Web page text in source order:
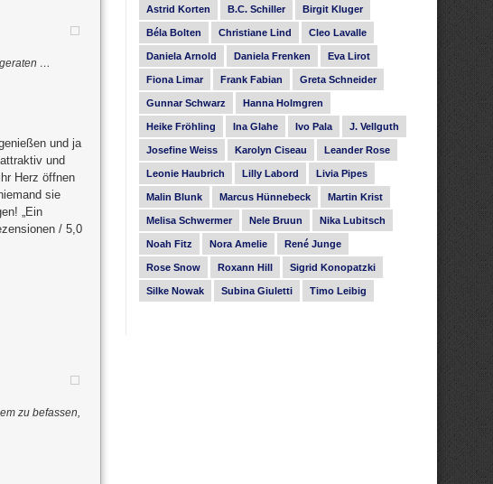
…
und ja
und
Herz öffnen
sie
„Ein
/ 5,0
zu befassen,
Astrid Korten B.C. Schiller Birgit Kluger
Béla Bolten Christiane Lind Cleo Lavalle
Daniela Arnold Daniela Frenken Eva Lirot
Fiona Limar Frank Fabian Greta Schneider
Gunnar Schwarz Hanna Holmgren
Heike Fröhling Ina Glahe Ivo Pala J. Vellguth
Josefine Weiss Karolyn Ciseau Leander Rose
Leonie Haubrich Lilly Labord Livia Pipes
Malin Blunk Marcus Hünnebeck Martin Krist
Melisa Schwermer Nele Bruun Nika Lubitsch
Noah Fitz Nora Amelie René Junge
Rose Snow Roxann Hill Sigrid Konopatzki
Silke Nowak Subina Giuletti Timo Leibig